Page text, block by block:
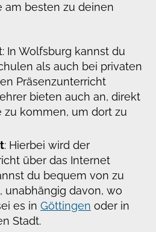
am besten zu deinen
In Wolfsburg kannst du
als auch bei privaten
Präsenzunterricht
bieten auch an, direkt
zu kommen, um dort zu
: Hierbei wird der
über das Internet
du bequem von zu
unabhängig davon, wo
es in Göttingen oder in
Stadt.